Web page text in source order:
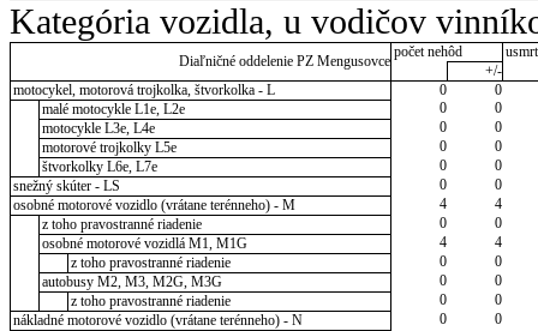
Kategória vozidla, u vodičov
Diaľničné oddelenie PZ Mengusovce
počet nehôd
+/-
motocykel, motorová trojkolka, štvorkolka - L
0
0
malé motocykle L1e, L2e
0
0
motocykle L3e, L4e
0
0
motorové trojkolky L5e
0
0
štvorkolky L6e, L7e
0
0
snežný skúter - LS
0
0
osobné motorové vozidlo (vrátane terénneho) - M
4
4
z toho pravostranné riadenie
0
0
osobné motorové vozidlá M1, M1G
4
4
z toho pravostranné riadenie
0
0
autobusy M2, M3, M2G, M3G
0
0
z toho pravostranné riadenie
0
0
nákladné motorové vozidlo (vrátane terénneho) - N
0
0